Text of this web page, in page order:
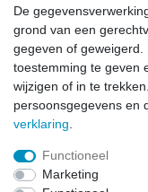
Hiermede bevestig ik dat
toestemming kan ik te
De
grond van een
gegeven of
toestemming te geven
wijzigen of in te
persoonsgegevens en
verklaring
Functioneel
Marketing